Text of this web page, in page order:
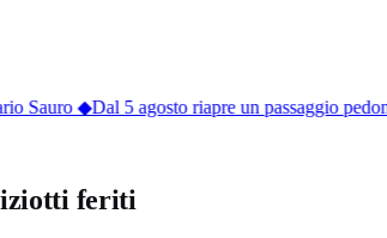
Sauro◆Dal 5 agosto riapre un passaggio
feriti